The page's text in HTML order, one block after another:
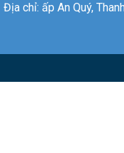
Địa chỉ: ấp An Quý,